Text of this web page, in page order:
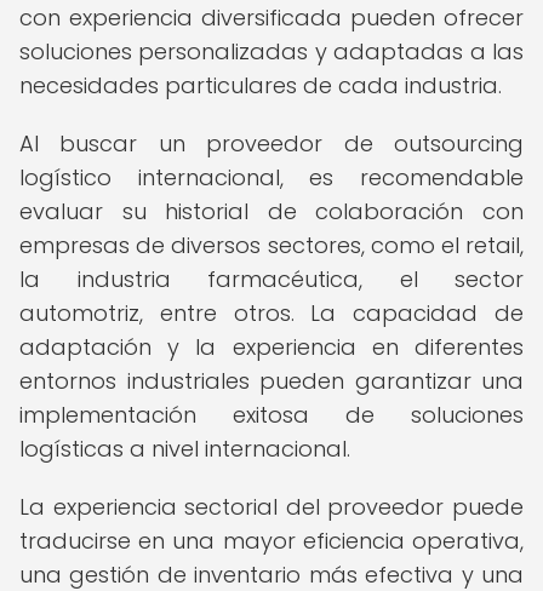
con experiencia diversificada pueden ofrecer
soluciones personalizadas y adaptadas a las
necesidades particulares de cada industria.
Al buscar un proveedor de outsourcing
logístico internacional, es recomendable
evaluar su historial de colaboración con
empresas de diversos sectores, como el retail,
la industria farmacéutica, el sector
automotriz, entre otros. La capacidad de
adaptación y la experiencia en diferentes
entornos industriales pueden garantizar una
implementación exitosa de soluciones
logísticas a nivel internacional.
La experiencia sectorial del proveedor puede
traducirse en una mayor eficiencia operativa,
una gestión de inventario más efectiva y una